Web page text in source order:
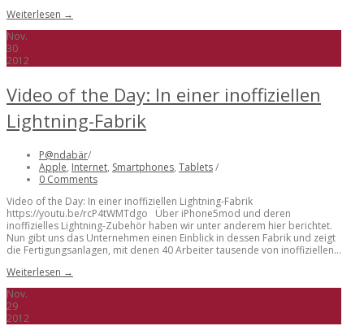
Weiterlesen →
Nov.
30
2012
Video of the Day: In einer inoffiziellen
Lightning-Fabrik
P@ndabär/
Apple, Internet, Smartphones, Tablets/
0 Comments
Video of the Day: In einer inoffiziellen Lightning-Fabrik
https://youtu.be/rcP4tWMTdgo Über iPhone5mod und deren
inoffizielles Lightning-Zubehör haben wir unter anderem hier berichtet.
Nun gibt uns das Unternehmen einen Einblick in dessen Fabrik und zeigt
die Fertigungsanlagen, mit denen 40 Arbeiter tausende von inoffiziellen...
Weiterlesen →
Nov.
29
2012